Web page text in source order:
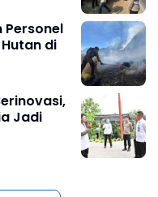
Personel
di
Jadi